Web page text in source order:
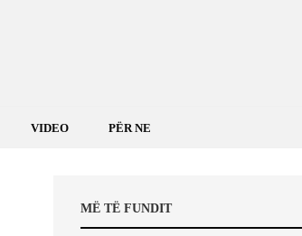
VIDEO PËR NE
MË TË FUNDIT